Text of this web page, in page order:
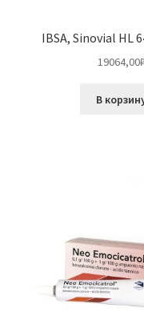
IBSA, Sinovial HL
19064,00₽
В